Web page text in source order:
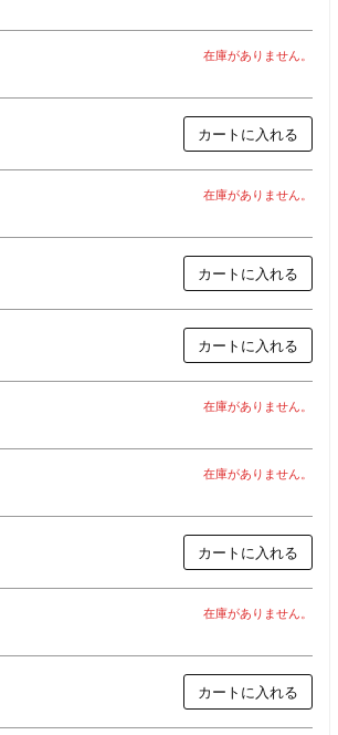
在庫がありません。
カートに入れる
在庫がありません。
カートに入れる
カートに入れる
在庫がありません。
在庫がありません。
カートに入れる
在庫がありません。
カートに入れる